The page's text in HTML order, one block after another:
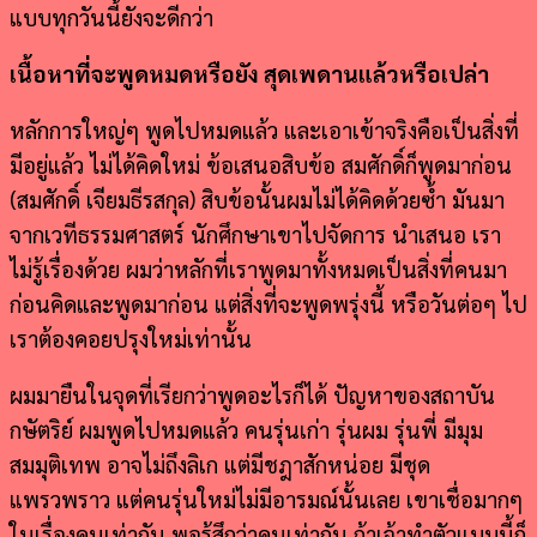
แบบทุกวันนี้ยังจะดีกว่า
เนื้อหาที่จะพูดหมดหรือยัง สุดเพดานแล้วหรือเปล่า
หลักการใหญ่ๆ พูดไปหมดแล้ว และเอาเข้าจริงคือเป็นสิ่งที่
มีอยู่แล้ว ไม่ได้คิดใหม่ ข้อเสนอสิบข้อ สมศักดิ์ก็พูดมาก่อน
(สมศักดิ์ เจียมธีรสกุล) สิบข้อนั้นผมไม่ได้คิดด้วยซ้ำ มันมา
จากเวทีธรรมศาสตร์ นักศึกษาเขาไปจัดการ นำเสนอ เรา
ไม่รู้เรื่องด้วย ผมว่าหลักที่เราพูดมาทั้งหมดเป็นสิ่งที่คนมา
ก่อนคิดและพูดมาก่อน แต่สิ่งที่จะพูดพรุ่งนี้ หรือวันต่อๆ ไป
เราต้องคอยปรุงใหม่เท่านั้น
ผมมายืนในจุดที่เรียกว่าพูดอะไรก็ได้ ปัญหาของสถาบัน
กษัตริย์ ผมพูดไปหมดแล้ว คนรุ่นเก่า รุ่นผม รุ่นพี่ มีมุม
สมมุติเทพ อาจไม่ถึงลิเก แต่มีชฎาสักหน่อย มีชุด
แพรวพราว แต่คนรุ่นใหม่ไม่มีอารมณ์นั้นเลย เขาเชื่อมากๆ